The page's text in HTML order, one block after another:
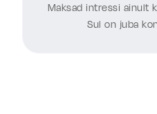
Maksad intressi ainult
Sul on juba